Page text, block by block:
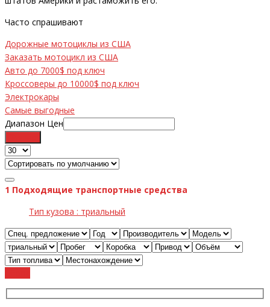
Часто спрашивают
Дорожные мотоциклы из США
Заказать мотоцикл из США
Авто до 7000$ под ключ
Кроссоверы до 10000$ под ключ
Электрокары
Самые выгодные
Диапазон Цен
1 Подходящие транспортные средства
Тип кузова : триальный